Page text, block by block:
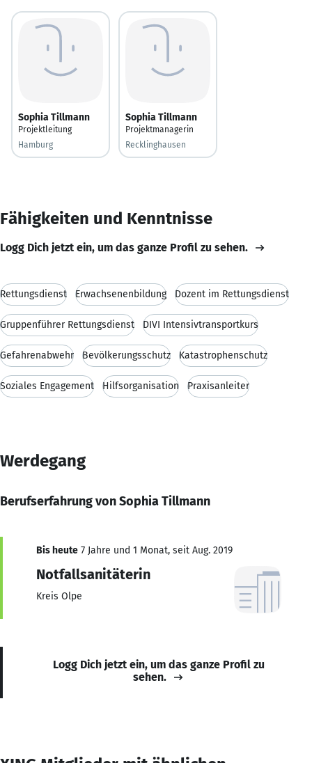
Sophia Tillmann
Projektleitung
Hamburg
Sophia Tillmann
Projektmanagerin
Recklinghausen
Fähigkeiten und Kenntnisse
Logg Dich jetzt ein, um das ganze Profil zu sehen.
Rettungsdienst Erwachsenenbildung Dozent im Rettungsdienst
Gruppenführer Rettungsdienst DIVI Intensivtransportkurs
Gefahrenabwehr Bevölkerungsschutz Katastrophenschutz
Soziales Engagement Hilfsorganisation Praxisanleiter
Werdegang
Berufserfahrung von Sophia Tillmann
Bis heute 7 Jahre und 1 Monat, seit Aug. 2019
Notfallsanitäterin
Kreis Olpe
Logg Dich jetzt ein, um das ganze Profil zu
sehen.